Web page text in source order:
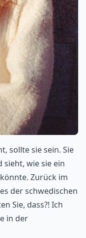
sollte sie sein. Sie
sieht, wie sie ein
Zurück im
der schwedischen
Sie, dass?! Ich
in der